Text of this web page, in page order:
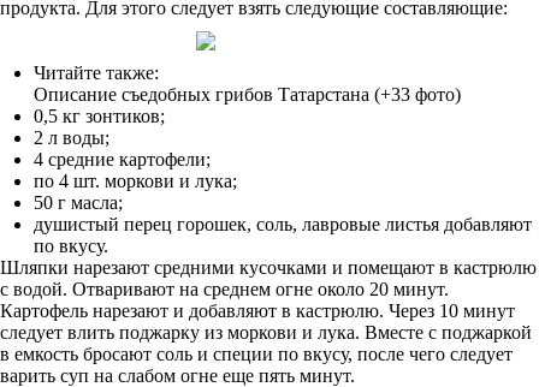
продукта. Для этого следует взять следующие составляющие:
Читайте также:
Описание съедобных грибов Татарстана (+33 фото)
0,5 кг зонтиков;
2 л воды;
4 средние картофели;
по 4 шт. моркови и лука;
50 г масла;
душистый перец горошек, соль, лавровые листья добавляют
по вкусу.
Шляпки нарезают средними кусочками и помещают в кастрюлю
с водой. Отваривают на среднем огне около 20 минут.
Картофель нарезают и добавляют в кастрюлю. Через 10 минут
следует влить поджарку из моркови и лука. Вместе с поджаркой
в емкость бросают соль и специи по вкусу, после чего следует
варить суп на слабом огне еще пять минут.